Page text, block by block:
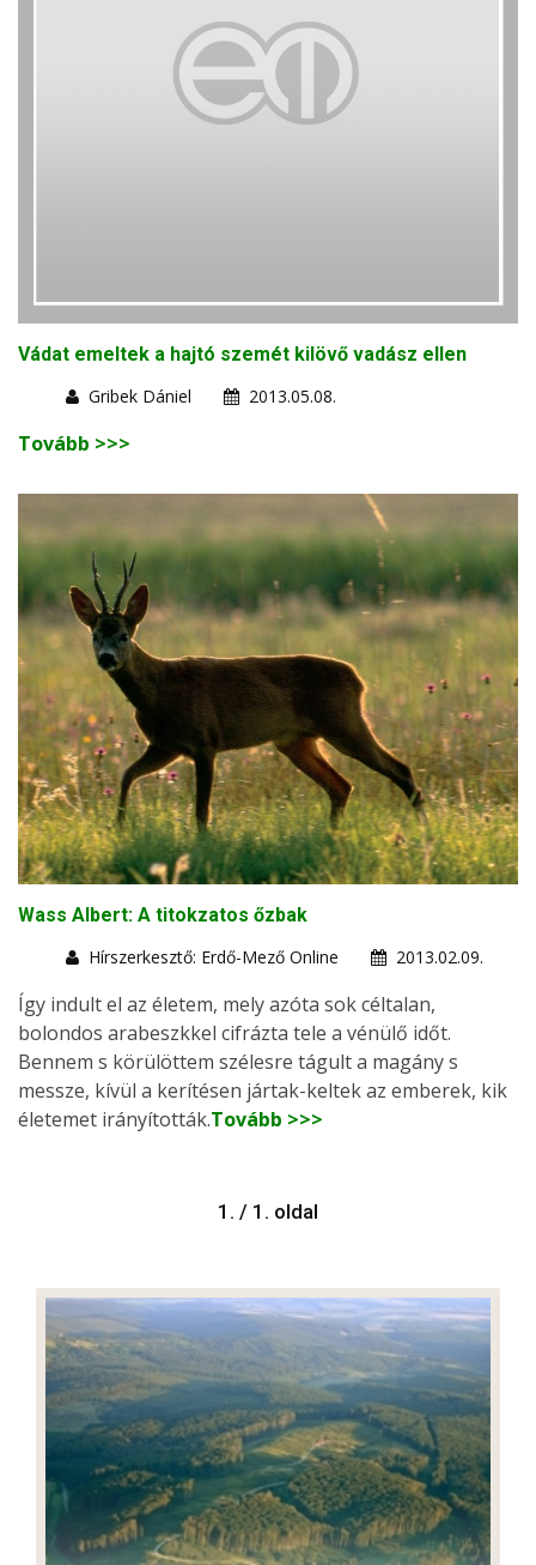
Vádat emeltek a hajtó szemét kilövő vadász ellen
Gribek Dániel
2013.05.08.
Tovább >>>
Wass Albert: A titokzatos őzbak
Hírszerkesztő: Erdő-Mező Online
2013.02.09.
Így indult el az életem, mely azóta sok céltalan,
bolondos arabeszkkel cifrázta tele a vénülő időt.
Bennem s körülöttem szélesre tágult a magány s
messze, kívül a kerítésen jártak-keltek az emberek, kik
életemet irányították.Tovább >>>
1. / 1. oldal